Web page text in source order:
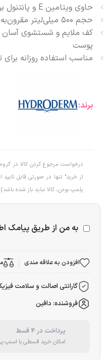
حاوی ویتامین E و پانتنول برای ترمیم و محافظت پوست
حجم ۵۰۰ میلی‌لیتر مقرون‌به‌صرفه با ماندگاری بالا
کف ملایم و شستشوی
پوست
مناسب استفاده روزانه
برند:
درخواست مرجوع کردن کالا در
از خرید" تنها در صورتی قابل
پلمپ بودن، کالا نباید باز شده باشد).
به من از طریق پیامک
افزودن به علاقه مندی
گارانتی اصالت و سلامت
فروشنده: دافین
پرداخت در 4 قسط
امکان خرید قسطی با اسنپ